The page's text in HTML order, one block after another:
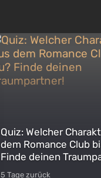
Quiz: Welcher
dem Romance Club
Finde deinen
5 Tage zurück